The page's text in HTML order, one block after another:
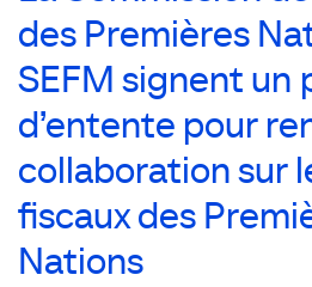
des Premières
SEFM signent un
d’entente pour
collaboration sur
fiscaux des
Nations